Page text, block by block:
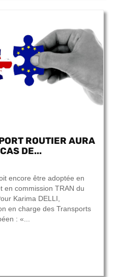
ROUTIER AURA
DE...
encore être adoptée en
en commission TRAN du
Karima DELLI,
en charge des Transports
: «...